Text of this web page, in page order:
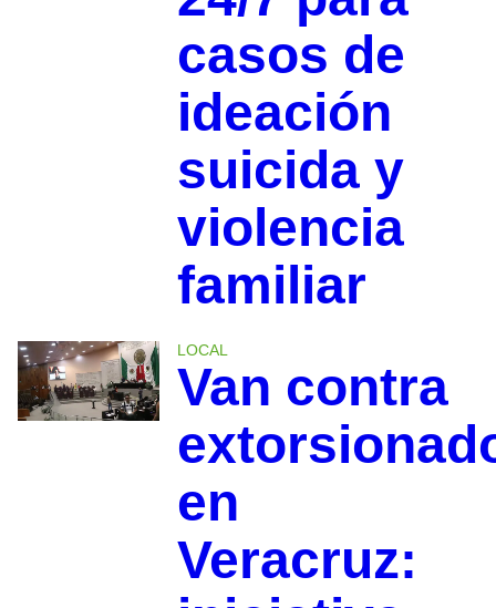
casos de
ideación
suicida y
violencia
familiar
LOCAL
Van contra
en
Veracruz: